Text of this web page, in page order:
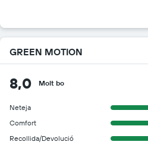
GREEN MOTION
8,0 Molt bo
Neteja
Comfort
Recollida/Devolució